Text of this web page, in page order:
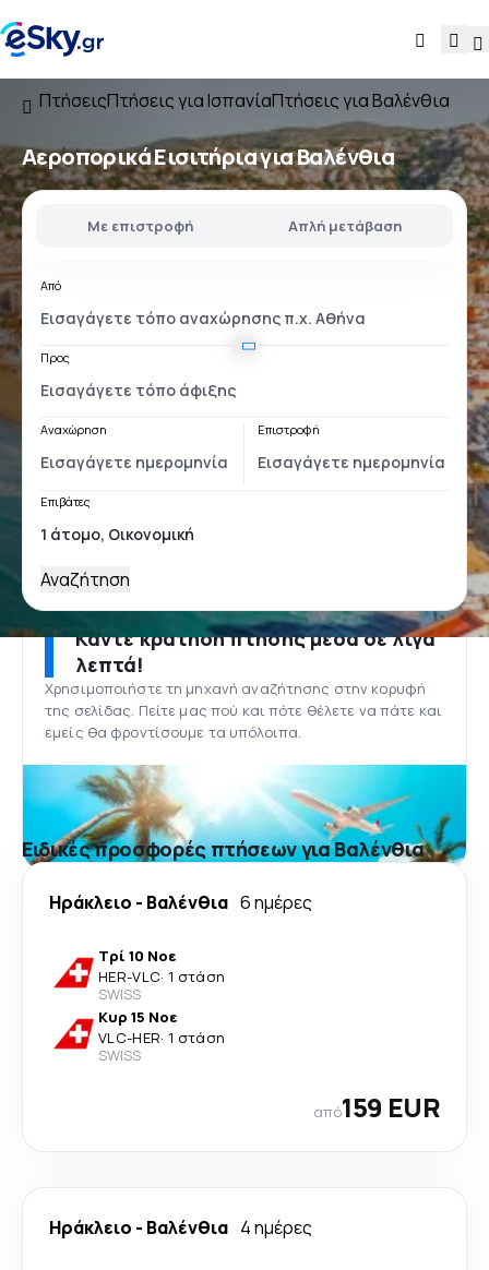
ΠτήσειςΠτήσεις για ΙσπανίαΠτήσεις για Βαλένθια
Αεροπορικά Εισιτήρια για Βαλένθια
Με επιστροφή Απλή μετάβαση
Από
Προς
Αναχώρηση Επιστροφή
Επιβάτες
Αναζήτηση
Κάντε κράτηση πτήσης μέσα σε λίγα
λεπτά!
Χρησιμοποιήστε τη μηχανή αναζήτησης στην κορυφή
της σελίδας. Πείτε μας πού και πότε θέλετε να πάτε και
εμείς θα φροντίσουμε τα υπόλοιπα.
Ειδικές προσφορές πτήσεων για Βαλένθια
Ηράκλειο - Βαλένθια 6 ημέρες
Τρί 10 Νοε
HER-VLC· 1 στάση
SWISS
Κυρ 15 Νοε
VLC-HER· 1 στάση
SWISS
από159 EUR
Ηράκλειο - Βαλένθια 4 ημέρες